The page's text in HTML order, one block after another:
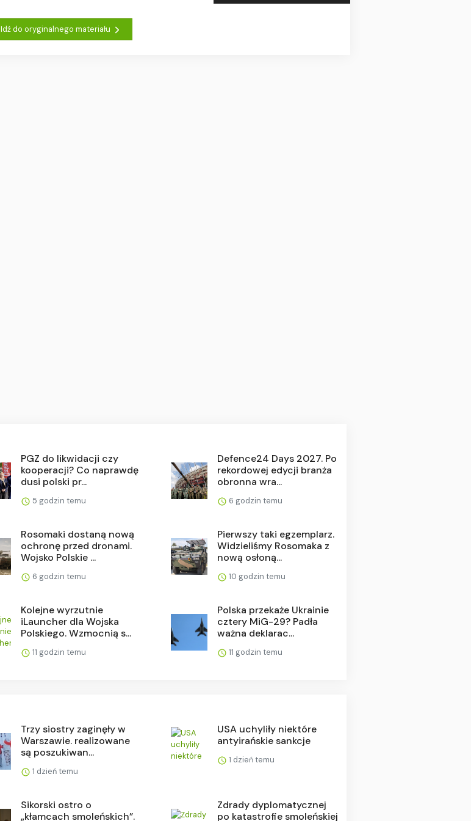
Idź do oryginalnego materiału
PGZ do likwidacji czy
kooperacji? Co naprawdę
dusi polski pr...
5 godzin temu
Defence24 Days 2027. Po
rekordowej edycji branża
obronna wra...
6 godzin temu
Rosomaki dostaną nową
ochronę przed dronami.
Wojsko Polskie ...
6 godzin temu
Pierwszy taki egzemplarz.
Widzieliśmy Rosomaka z
nową osłoną...
10 godzin temu
Kolejne wyrzutnie
iLauncher dla Wojska
Polskiego. Wzmocnią s...
11 godzin temu
Polska przekaże Ukrainie
cztery MiG-29? Padła
ważna deklarac...
11 godzin temu
Trzy siostry zaginęły w
Warszawie. realizowane
są poszukiwan...
1 dzień temu
USA uchyliły niektóre
antyirańskie sankcje
1 dzień temu
Sikorski ostro o
„kłamcach smoleńskich”.
Zdrady dyplomatycznej
po katastrofie smoleńskiej